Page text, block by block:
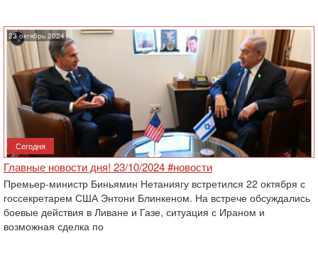
23 октябрь 2024
Сегодня
Главные новости дня! 23/10/2024 #новости
Премьер-министр Биньямин Нетаниягу встретился 22 октября с
госсекретарем США Энтони Блинкеном. На встрече обсуждались
боевые действия в Ливане и Газе, ситуация с Ираном и
возможная сделка по